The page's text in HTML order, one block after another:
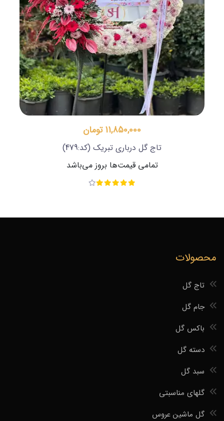
11,850,000 تومان
تاج گل درباری تبریک (کد:479)
تمامی قیمت‌ها بروز می‌باشد
محصولات
تاج گل
جام گل
باکس گل
دسته گل
سبد گل
گلهای مناسبتی
گل ماشین عروس